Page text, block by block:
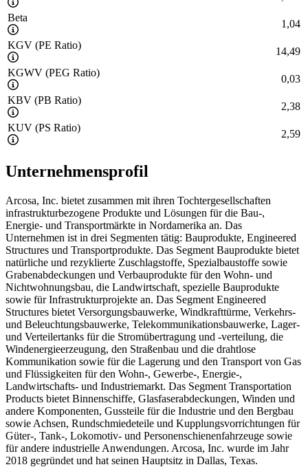
Beta
1,04
KGV (PE Ratio)
14,49
KGWV (PEG Ratio)
0,03
KBV (PB Ratio)
2,38
KUV (PS Ratio)
2,59
Unternehmensprofil
Arcosa, Inc. bietet zusammen mit ihren Tochtergesellschaften
infrastrukturbezogene Produkte und Lösungen für die Bau-,
Energie- und Transportmärkte in Nordamerika an. Das
Unternehmen ist in drei Segmenten tätig: Bauprodukte, Engineered
Structures und Transportprodukte. Das Segment Bauprodukte bietet
natürliche und rezyklierte Zuschlagstoffe, Spezialbaustoffe sowie
Grabenabdeckungen und Verbauprodukte für den Wohn- und
Nichtwohnungsbau, die Landwirtschaft, spezielle Bauprodukte
sowie für Infrastrukturprojekte an. Das Segment Engineered
Structures bietet Versorgungsbauwerke, Windkrafttürme, Verkehrs-
und Beleuchtungsbauwerke, Telekommunikationsbauwerke, Lager-
und Verteilertanks für die Stromübertragung und -verteilung, die
Windenergieerzeugung, den Straßenbau und die drahtlose
Kommunikation sowie für die Lagerung und den Transport von Gas
und Flüssigkeiten für den Wohn-, Gewerbe-, Energie-,
Landwirtschafts- und Industriemarkt. Das Segment Transportation
Products bietet Binnenschiffe, Glasfaserabdeckungen, Winden und
andere Komponenten, Gussteile für die Industrie und den Bergbau
sowie Achsen, Rundschmiedeteile und Kupplungsvorrichtungen für
Güter-, Tank-, Lokomotiv- und Personenschienenfahrzeuge sowie
für andere industrielle Anwendungen. Arcosa, Inc. wurde im Jahr
2018 gegründet und hat seinen Hauptsitz in Dallas, Texas.